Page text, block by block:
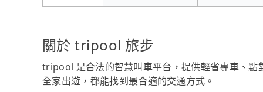
關於 tripool 旅步
tripool 是合法的智慧叫車平台，提供輕省專車、點
全家出遊，都能找到最合適的交通方式。